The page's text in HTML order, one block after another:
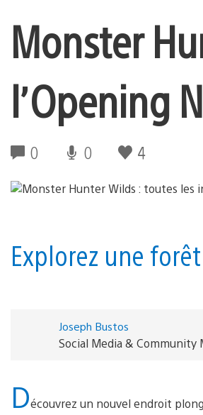
Monster
l’Opening
0 0 4
Explorez une
Joseph Bustos
Social Media & Community
Découvrez un nouvel endroit